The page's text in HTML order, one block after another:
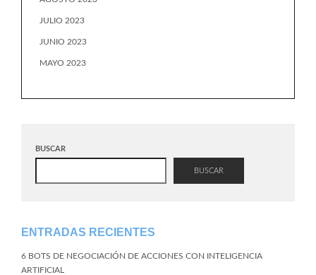
JULIO 2023
JUNIO 2023
MAYO 2023
BUSCAR
BUSCAR
ENTRADAS RECIENTES
6 BOTS DE NEGOCIACIÓN DE ACCIONES CON INTELIGENCIA
ARTIFICIAL